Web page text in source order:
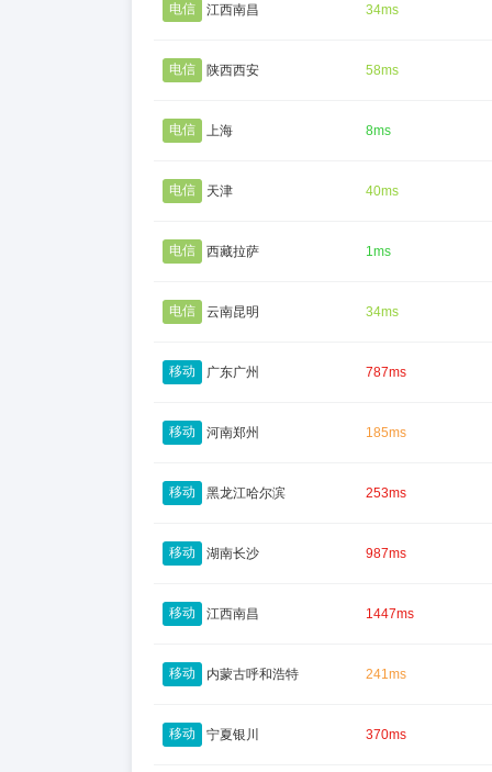
电信 江西南昌 34ms
电信 陕西西安 58ms
电信 上海 8ms
电信 天津 40ms
电信 西藏拉萨 1ms
电信 云南昆明 34ms
移动 广东广州 787ms
移动 河南郑州 185ms
移动 黑龙江哈尔滨 253ms
移动 湖南长沙 987ms
移动 江西南昌 1447ms
移动 内蒙古呼和浩特 241ms
移动 宁夏银川 370ms